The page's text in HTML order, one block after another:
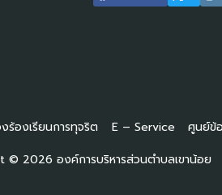
ร้องเรียนการทุจริต E – Service ศูนย์ข้
© 2026 องค์การบริหารส่วนตำบลเขาน้อย